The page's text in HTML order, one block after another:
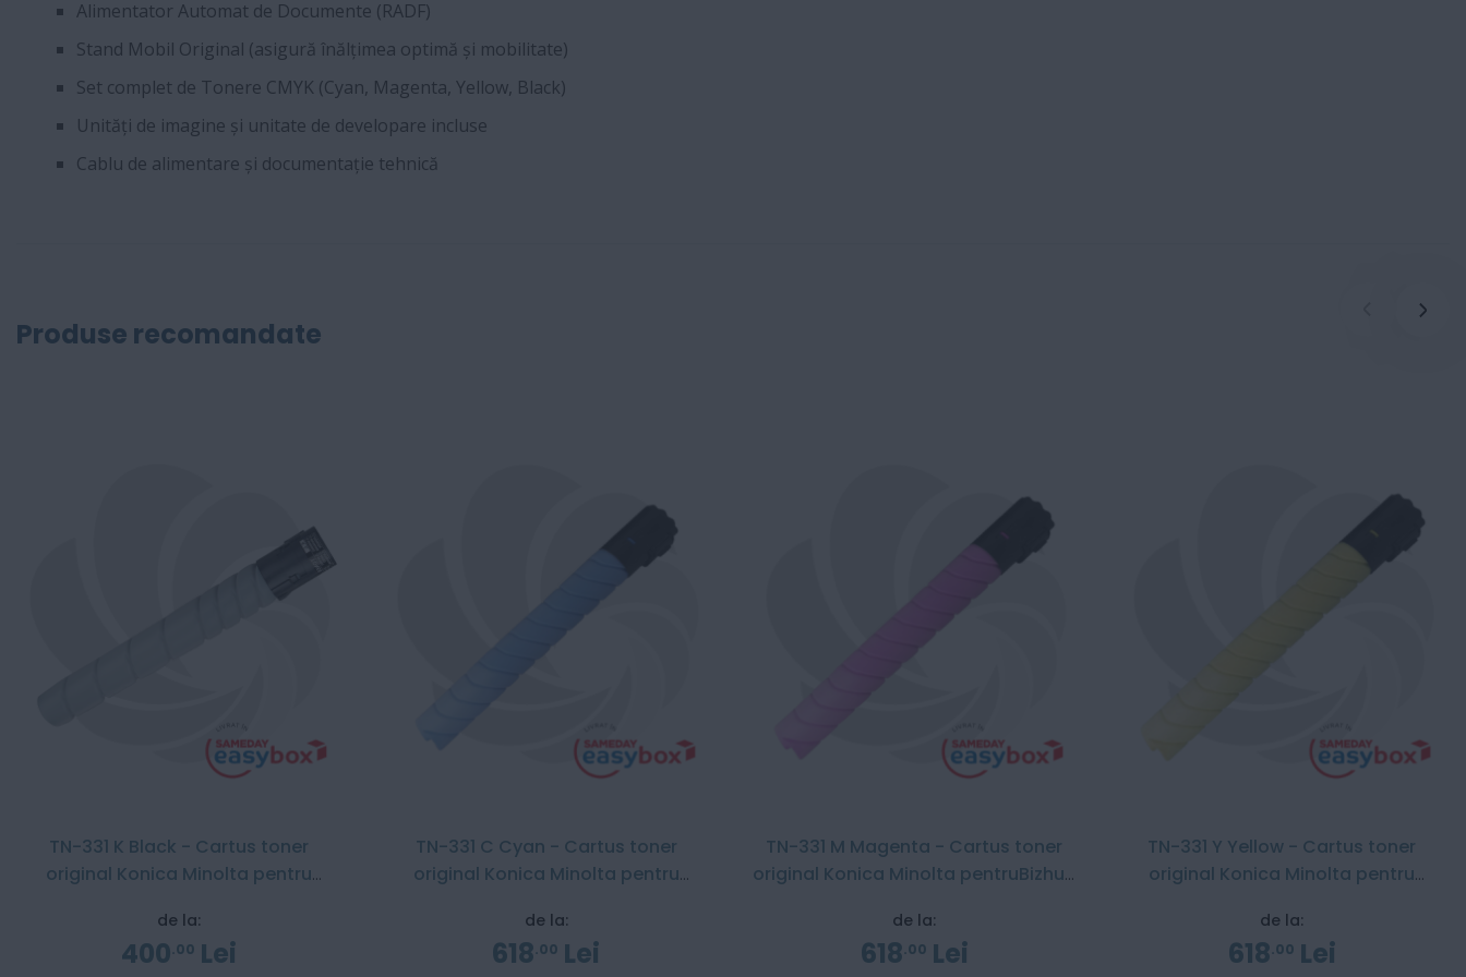
Alimentator Automat de Documente (RADF)
Stand Mobil Original (asigură înălțimea optimă și mobilitate)
Set complet de Tonere CMYK (Cyan, Magenta, Yellow, Black)
Unități de imagine și unitate de developare incluse
Cablu de alimentare și documentație tehnică
Produse recomandate
TN-331 K Black - Cartus toner
original Konica Minolta pentru
C268i
de la:
400 00 Lei
TN-331 C Cyan - Cartus toner
original Konica Minolta pentru
de la:
618 00 Lei
TN-331 M Magenta - Cartus toner
original Konica Minolta pentruBizhub
de la:
618 00 Lei
TN-331 Y Yellow - Cartus toner
original Konica Minolta pentru
de la:
618 00 Lei